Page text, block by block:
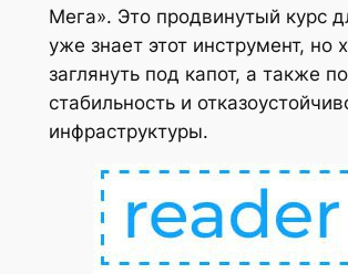
Мега». Это продвинутый курс
уже знает этот инструмент, но
заглянуть под капот, а также
стабильность и
инфраструктуры.